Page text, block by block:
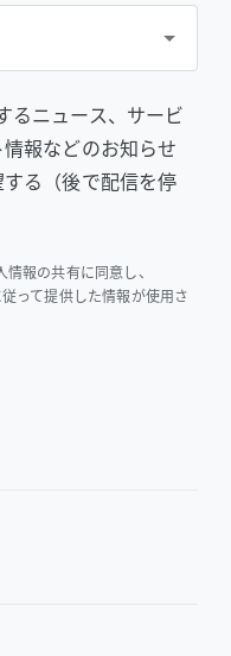
るニュース、サービ
報などのお知らせ
る（後で配信を停
報の共有に同意し、
従って提供した情報が使用さ